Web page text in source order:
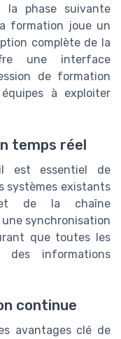
la phase suivante
formation joue un
complète de la
une interface
de formation
à exploiter
temps réel
est essentiel de
systèmes existants
de la chaîne
synchronisation
que toutes les
des informations
continue
avantages clé de